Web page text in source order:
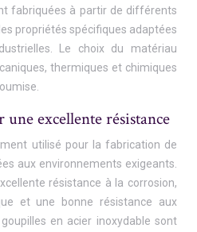
fabriquées à partir de différents
propriétés spécifiques adaptées
Le choix du matériau
thermiques et chimiques
excellente résistance
utilisé pour la fabrication de
aux environnements exigeants.
résistance à la corrosion,
et une bonne résistance aux
en acier inoxydable sont